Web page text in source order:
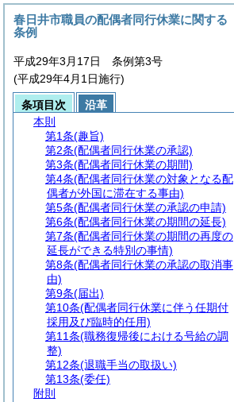
春日井市職員の配偶者同行休業に関する
条例
平成29年3月17日 条例第3号
(平成29年4月1日施行)
条項目次
沿革
本則
第1条(趣旨)
第2条(配偶者同行休業の承認)
第3条(配偶者同行休業の期間)
第4条(配偶者同行休業の対象となる配
偶者が外国に滞在する事由)
第5条(配偶者同行休業の承認の申請)
第6条(配偶者同行休業の期間の延長)
第7条(配偶者同行休業の期間の再度の
延長ができる特別の事情)
第8条(配偶者同行休業の承認の取消事
由)
第9条(届出)
第10条(配偶者同行休業に伴う任期付
採用及び臨時的任用)
第11条(職務復帰後における号給の調
整)
第12条(退職手当の取扱い)
第13条(委任)
附則